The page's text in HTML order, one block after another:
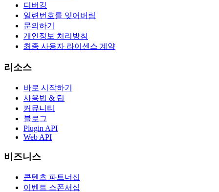
디버깅
일련번호를 잊어버림
문의하기
개인정보 처리방침
최종 사용자 라이센스 계약
리소스
바로 시작하기
사용법 & 팁
커뮤니티
블로그
Plugin API
Web API
비즈니스
콘텐츠 파트너십
이벤트 스폰서십